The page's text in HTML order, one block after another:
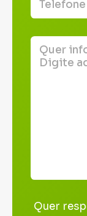
Quer